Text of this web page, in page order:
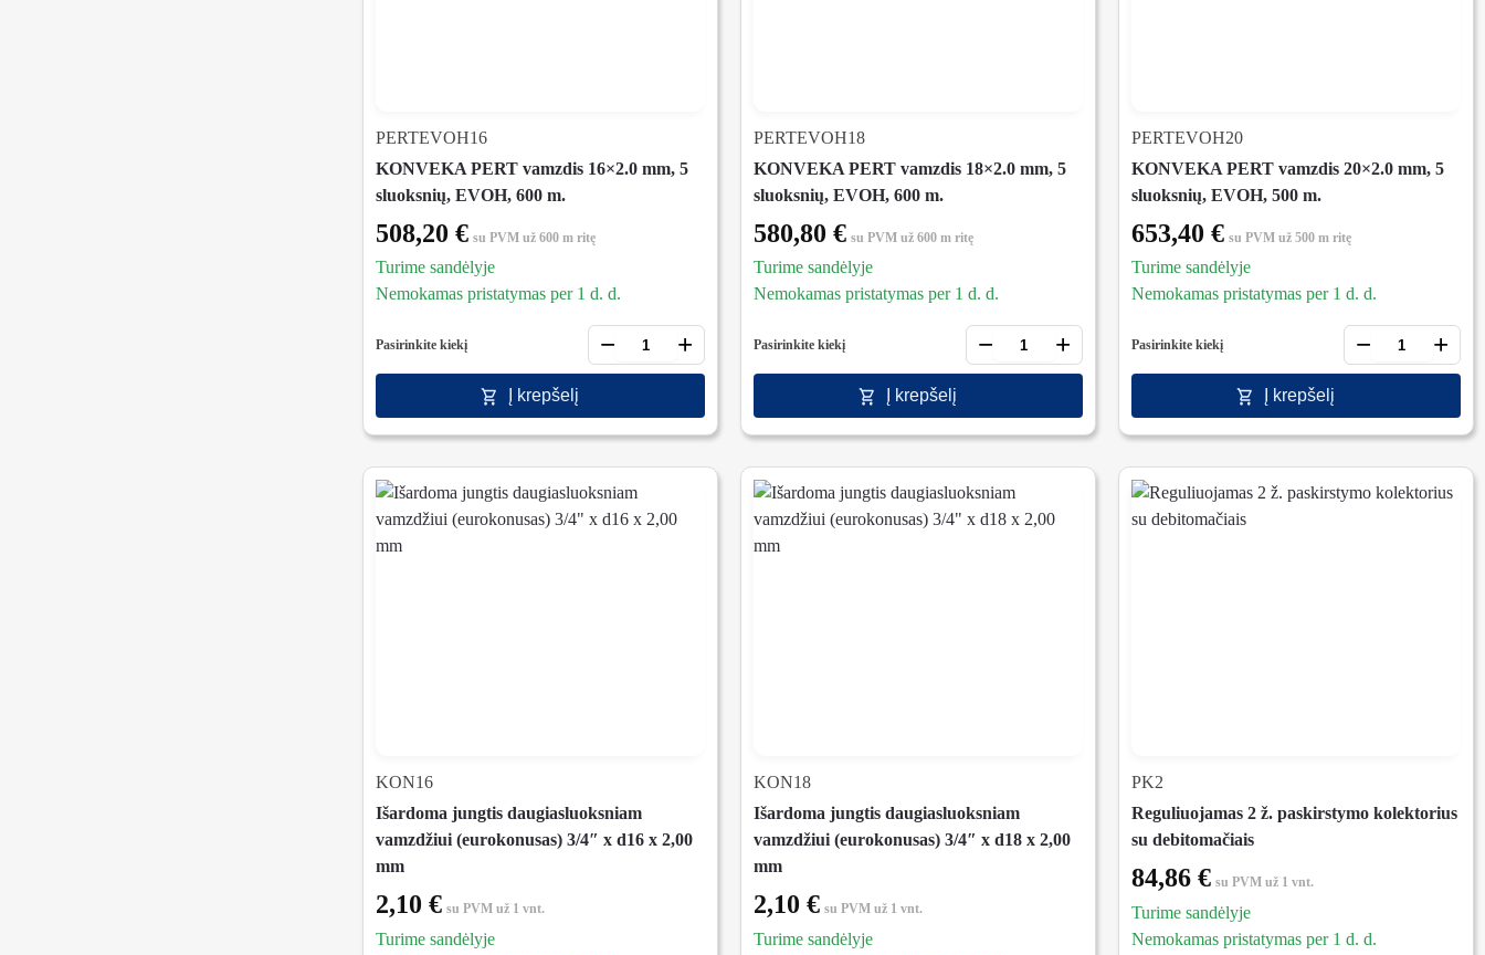
PERTEVOH16
KONVEKA PERT vamzdis 16×2.0 mm, 5
sluoksnių, EVOH, 600 m.
508,20 € su PVMuž 600 m ritę
Turime sandėlyje
Nemokamas pristatymas per 1 d. d.
Pasirinkite kiekį − +
Į krepšelį
PERTEVOH18
KONVEKA PERT vamzdis 18×2.0 mm, 5
sluoksnių, EVOH, 600 m.
580,80 € su PVMuž 600 m ritę
Turime sandėlyje
Nemokamas pristatymas per 1 d. d.
Pasirinkite kiekį − +
Į krepšelį
PERTEVOH20
KONVEKA PERT vamzdis 20×2.0 mm, 5
sluoksnių, EVOH, 500 m.
653,40 € su PVMuž 500 m ritę
Turime sandėlyje
Nemokamas pristatymas per 1 d. d.
Pasirinkite kiekį − +
Į krepšelį
KON16
Išardoma jungtis daugiasluoksniam
vamzdžiui (eurokonusas) 3/4″ x d16 x 2,00
mm
2,10 € su PVMuž 1 vnt.
Turime sandėlyje
KON18
Išardoma jungtis daugiasluoksniam
vamzdžiui (eurokonusas) 3/4″ x d18 x 2,00
mm
2,10 € su PVMuž 1 vnt.
Turime sandėlyje
PK2
Reguliuojamas 2 ž. paskirstymo kolektorius
su debitomačiais
84,86 € su PVMuž 1 vnt.
Turime sandėlyje
Nemokamas pristatymas per 1 d. d.